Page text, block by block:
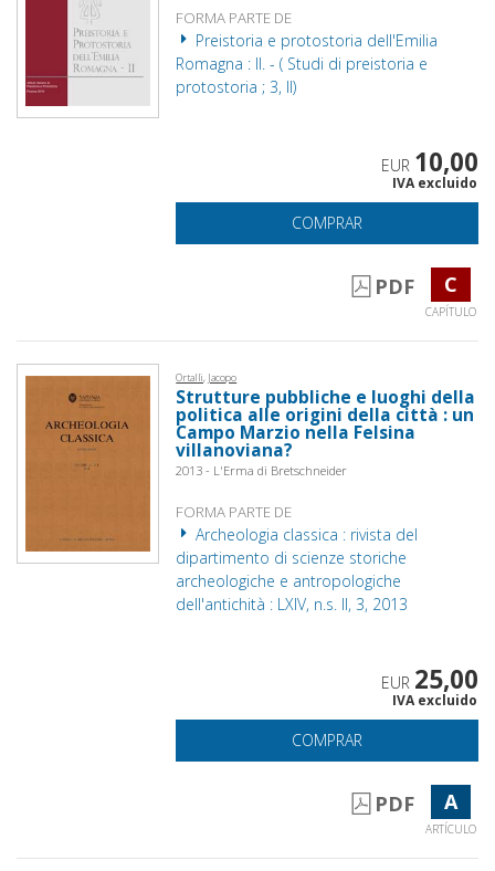
FORMA PARTE DE
Preistoria e protostoria dell'Emilia
Romagna : II. - ( Studi di preistoria e
protostoria ; 3, II)
EUR 10,00
IVA excluido
COMPRAR
PDF C
CAPÍTULO
Ortalli, Jacopo
Strutture pubbliche e luoghi della
politica alle origini della città : un
Campo Marzio nella Felsina
villanoviana?
2013 - L'Erma di Bretschneider
FORMA PARTE DE
Archeologia classica : rivista del
dipartimento di scienze storiche
archeologiche e antropologiche
dell'antichità : LXIV, n.s. II, 3, 2013
EUR 25,00
IVA excluido
COMPRAR
PDF A
ARTÍCULO